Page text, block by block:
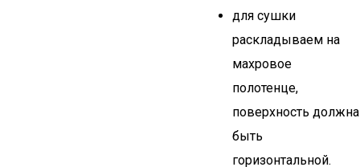
для сушки
раскладываем на
махровое
полотенце,
поверхность должна
быть
горизонтальной.